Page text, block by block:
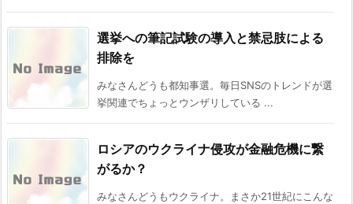
選挙への筆記試験の導入と禁忌肢による
排除を
みなさんどうも都知事選。毎日SNSのトレンドが選
挙関連でちょっとウンザリしている ...
ロシアのウクライナ侵攻が金融危機に繋
がるか？
みなさんどうもウクライナ。まさか21世紀にこんな